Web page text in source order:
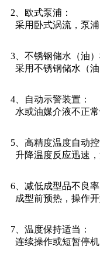
2、欧式泵浦：
采用卧式涡流，泵
3、不锈钢储水（油）
采用不锈钢储水（
4、自动示警装置：
水或油媒介液不正
5、高精度温度自动控
升降温度反应迅速
6、减低成型品不良率
成型前预热，操作
7、温度保持适当：
连续操作或短暂停